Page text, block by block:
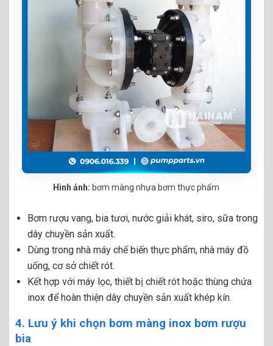
Hình ảnh: bơm màng nhựa bơm thực phẩm
Bơm rượu vang, bia tươi, nước giải khát, siro, sữa trong
dây chuyền sản xuất.
Dùng trong nhà máy chế biến thực phẩm, nhà máy đồ
uống, cơ sở chiết rót.
Kết hợp với máy lọc, thiết bị chiết rót hoặc thùng chứa
inox để hoàn thiện dây chuyền sản xuất khép kín.
4. Lưu ý khi chọn bơm màng inox bơm rượu
bia